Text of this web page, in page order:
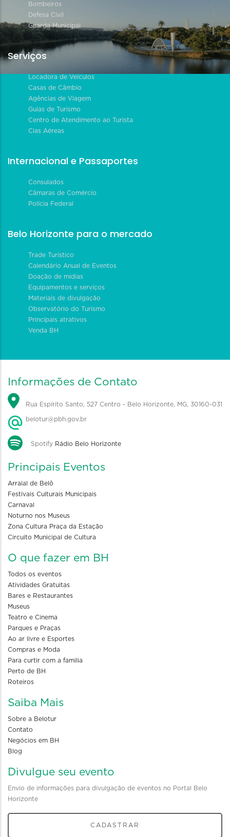
Bombeiros
Defesa Civil
Guarda Municipal
Serviços
Locadora de Veículos
Casas de Câmbio
Agências de Viagem
Guias de Turismo
Centro de Atendimento ao Turista
Cias Aéreas
Internacional e Passaportes
Consulados
Câmaras de Comércio
Polícia Federal
Belo Horizonte para o mercado
Trade Turístico
Calendário Anual de Eventos
Doação de mídias
Equipamentos e serviços
Materiais de divulgação
Observatório do Turismo
Principais atrativos
Venda BH
Informações de Contato
Rua Espírito Santo, 527 Centro - Belo Horizonte, MG, 30160-031
belotur@pbh.gov.br
Spotify Rádio Belo Horizonte
Principais Eventos
Arraial de Belô
Festivais Culturais Municipais
Carnaval
Noturno nos Museus
Zona Cultura Praça da Estação
Circuito Municipal de Cultura
O que fazer em BH
Todos os eventos
Atividades Gratuitas
Bares e Restaurantes
Museus
Teatro e Cinema
Parques e Praças
Ao ar livre e Esportes
Compras e Moda
Para curtir com a familia
Perto de BH
Roteiros
Saiba Mais
Sobre a Belotur
Contato
Negócios em BH
Blog
Divulgue seu evento
Envio de informações para divulgação de eventos no Portal Belo
Horizonte
CADASTRAR